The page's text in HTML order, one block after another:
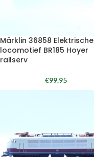
Märklin 36858 Elektrische
locomotief BR185 Hoyer
railserv
€99.95